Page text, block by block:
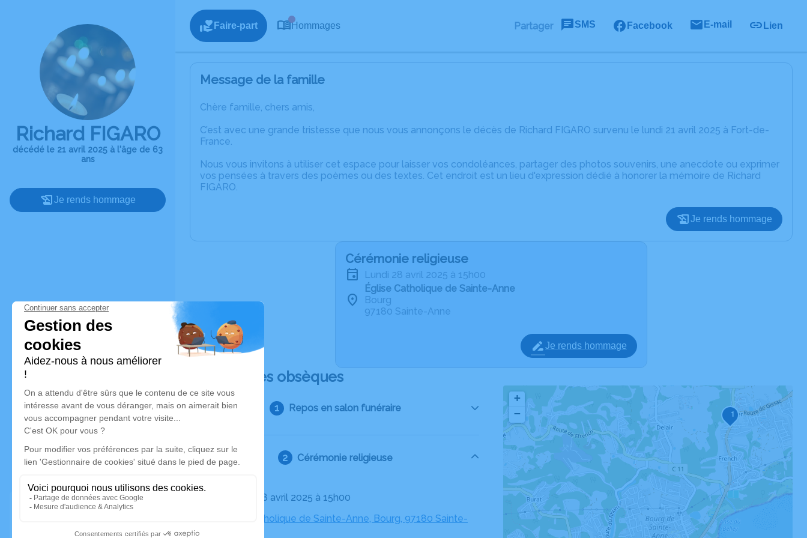
Richard FIGARO
décédé le 21 avril 2025 à l'âge de 63
ans
Je rends hommage
Faire-part Hommages Partager SMS Facebook E-mail Lien
Message de la famille
Chère famille, chers amis,
C’est avec une grande tristesse que nous vous annonçons le décès de Richard FIGARO survenu le lundi 21 avril 2025 à Fort-de-
France.
Nous vous invitons à utiliser cet espace pour laisser vos condoléances, partager des photos souvenirs, une anecdote ou exprimer
vos pensées à travers des poèmes ou des textes. Cet endroit est un lieu d'expression dédié à honorer la mémoire de Richard
FIGARO.
Je rends hommage
Cérémonie religieuse
lundi 28 avril 2025 à 15h00
Église Catholique de Sainte-Anne
Bourg
97180 Sainte-Anne
Je rends hommage
Déroulé des obsèques
Repos en salon funéraire
Cérémonie religieuse
Le lundi 28 avril 2025 à 15h00
Église Catholique de Sainte-Anne, Bourg, 97180 Sainte-
1
+
−